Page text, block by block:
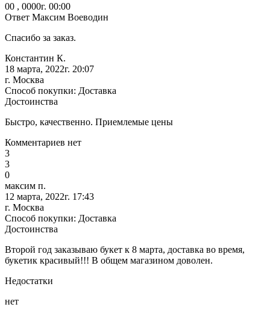
00 , 0000г. 00:00
Ответ Максим Воеводин
Спасибо за заказ.
Константин К.
18 марта, 2022г. 20:07
г. Москва
Способ покупки: Доставка
Достоинства
Быстро, качественно. Приемлемые цены
Комментариев нет
3
3
0
максим п.
12 марта, 2022г. 17:43
г. Москва
Способ покупки: Доставка
Достоинства
Второй год заказываю букет к 8 марта, доставка во время,
букетик красивый!!! В общем магазином доволен.
Недостатки
нет